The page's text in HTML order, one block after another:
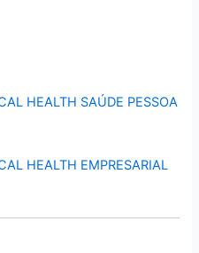
HEALTH SAÚDE PESSOA
HEALTH EMPRESARIAL